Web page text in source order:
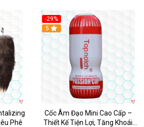
Phê
-29%
5
Cốc Âm Đạo Mini Cao Cấp –
Thiết Kế Tiện Lợi, Tăng Khoái